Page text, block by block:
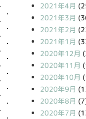
2021年4月
2021年3月
2021年2月
2021年1月
2020年12月
2020年11月
2020年10月
2020年9月
2020年8月
2020年7月